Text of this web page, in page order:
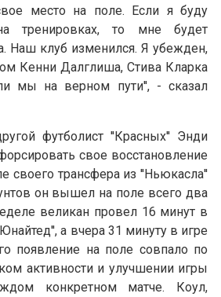
место на поле. Если я буду
тренировках, то мне будет
Наш клуб изменился. Я убежден,
Кенни Далглиша, Стива Кларка
мы на верном пути'', - сказал
футболист ''Красных'' Энди
свое восстановление
своего трансфера из ''Ньюкасла''
он вышел на поле всего два
великан провел 16 минут в
а вчера 31 минуту в игре
появление на поле совпало по
активности и улучшении игры
конкретном матче. Коул,